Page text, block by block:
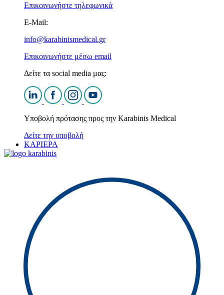
Επικοινωνήστε τηλεφωνικά
E-Mail:
info@karabinismedical.gr
Επικοινωνήστε μέσω email
Δείτε τα social media μας:
Υποβολή πρότασης προς την Karabinis Medical
Δείτε την υποβολή
ΚΑΡΙΕΡΑ